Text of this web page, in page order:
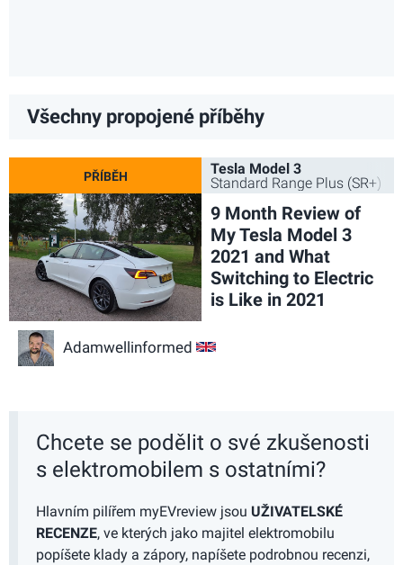
Všechny propojené příběhy
Tesla Model 3
Standard Range Plus (SR+)
9 Month Review of
My Tesla Model 3
2021 and What
Switching to Electric
is Like in 2021
Adamwellinformed GB
Chcete se podělit o své zkušenosti
s elektromobilem s ostatními?
Hlavním pilířem myEVreview jsou UŽIVATELSKÉ
RECENZE, ve kterých jako majitel elektromobilu
popíšete klady a zápory, napíšete podrobnou recenzi,